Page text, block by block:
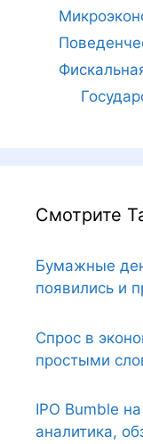
Смотрите
Бумажные
появились и
Спрос в
простыми
IPO Bumble
аналитика,